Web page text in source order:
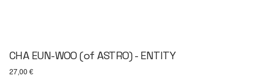
CHA EUN-WOO (of ASTRO) - ENTITY
Prix
27,00 €